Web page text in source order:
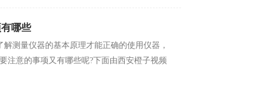
哪些
量仪器的基本原理才能正确的使用仪器，
注意的事项又有哪些呢?下面由西安橙子视频